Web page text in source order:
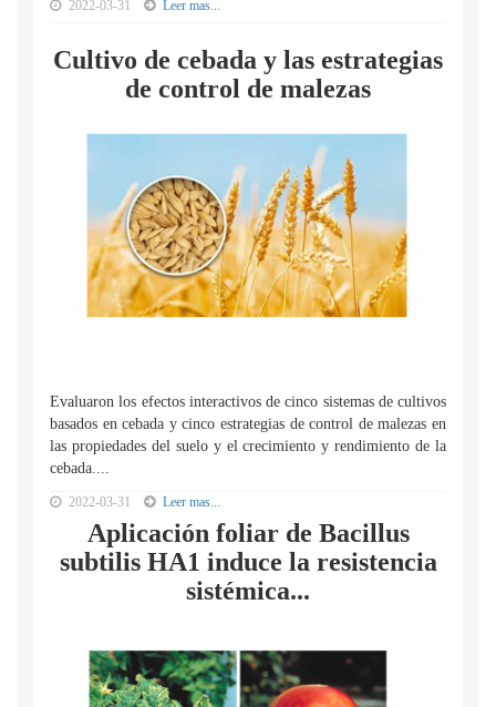
2022-03-31 Leer mas...
Cultivo de cebada y las estrategias
de control de malezas
Evaluaron los efectos interactivos de cinco sistemas de cultivos
basados en cebada y cinco estrategias de control de malezas en
las propiedades del suelo y el crecimiento y rendimiento de la
cebada....
2022-03-31 Leer mas...
Aplicación foliar de Bacillus
subtilis HA1 induce la resistencia
sistémica...